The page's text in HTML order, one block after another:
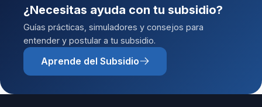
¿Necesitas ayuda con tu subsidio?
Guías prácticas, simuladores y consejos para
entender y postular a tu subsidio.
Aprende del Subsidio